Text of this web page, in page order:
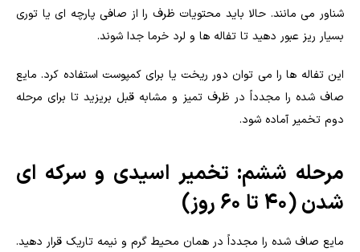
شناور می مانند. حالا باید محتویات ظرف را از صافی پارچه ای یا توری
بسیار ریز عبور دهید تا تفاله ها و لرد خرما جدا شوند.
این تفاله ها را می توان دور ریخت یا برای کمپوست استفاده کرد. مایع
صاف شده را مجدداً در ظرف تمیز و مشابه قبل بریزید تا برای مرحله
دوم تخمیر آماده شود.
مرحله ششم: تخمیر اسیدی و سرکه ای
شدن (۴۰ تا ۶۰ روز)
مایع صاف شده را مجدداً در همان محیط گرم و نیمه تاریک قرار دهید.